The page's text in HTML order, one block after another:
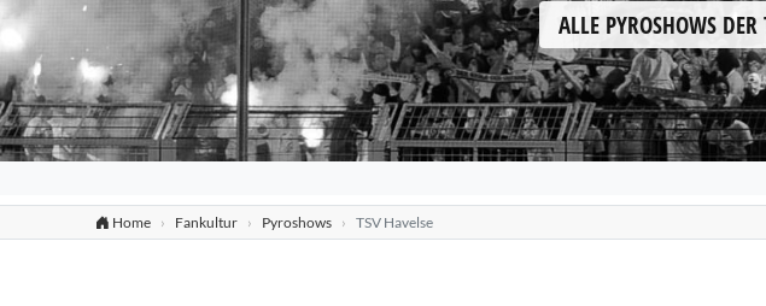
ALLE PYROSHOWS
Home Fankultur Pyroshows TSV Havelse